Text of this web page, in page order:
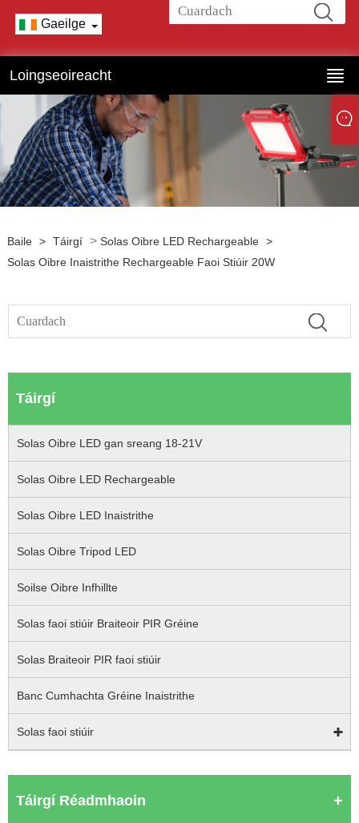
Gaeilge
Loingseoireacht
Baile > Táirgí > Solas Oibre LED Rechargeable >
Solas Oibre Inaistrithe Rechargeable Faoi Stiúir 20W
Táirgí
Solas Oibre LED gan sreang 18-21V
Solas Oibre LED Rechargeable
Solas Oibre LED Inaistrithe
Solas Oibre Tripod LED
Soilse Oibre Infhillte
Solas faoi stiúir Braiteoir PIR Gréine
Solas Braiteoir PIR faoi stiúir
Banc Cumhachta Gréine Inaistrithe
Solas faoi stiúir
Táirgí Réadmhaoin